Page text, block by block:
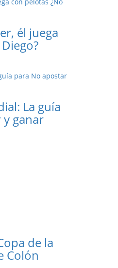
él juega
La guía
ganar
de la
Colón